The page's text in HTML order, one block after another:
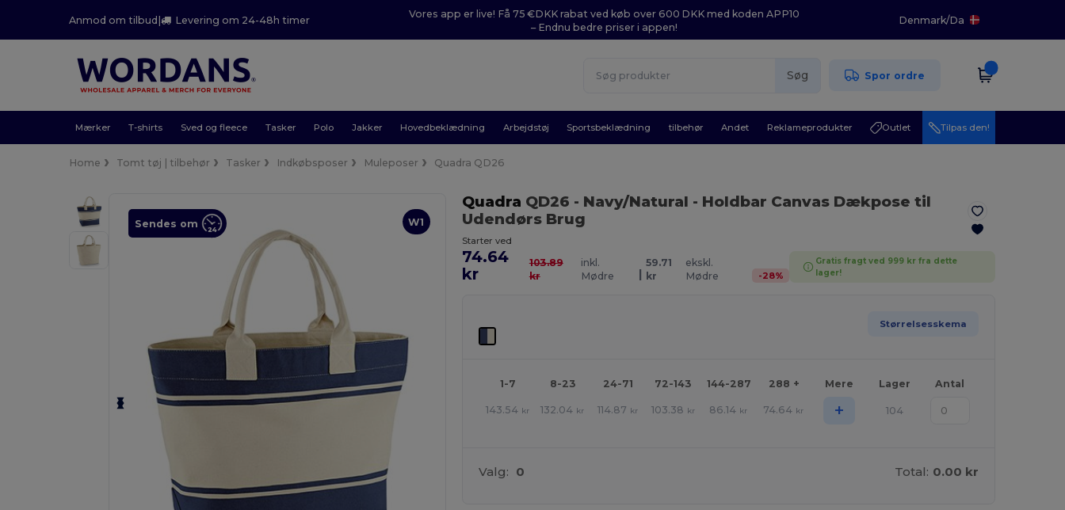
Anmod om tilbud| Levering om 24-48h timer
Vores app er live! Få 75 €DKK rabat ved køb over 600 DKK med koden APP10
– Endnu bedre priser i appen!
Denmark/Da
Søg Spor ordre
Mærker T-shirts Sved og fleece Tasker Polo Jakker Hovedbeklædning Arbejdstøj Sportsbeklædning tilbehør Andet Reklameprodukter Outlet Tilpas den!
Home Tomt tøj | tilbehør Tasker Indkøbsposer Muleposer Quadra QD26
W1
Sendes om
Quadra QD26 - Navy/Natural - Holdbar Canvas Dækpose til
Udendørs Brug
Starter ved
74.64
kr
103.89
kr
inkl.
Mødre
|
59.71
kr
ekskl.
Mødre
-28%
Gratis fragt ved 999 kr fra dette
lager!
Størrelsesskema
1-7 8-23 24-71 72-143 144-287 288 + Mere Lager Antal
143.54 kr 132.04 kr 114.87 kr 103.38 kr 86.14 kr 74.64 kr + 104
Valg: 0 Total: 0.00 kr